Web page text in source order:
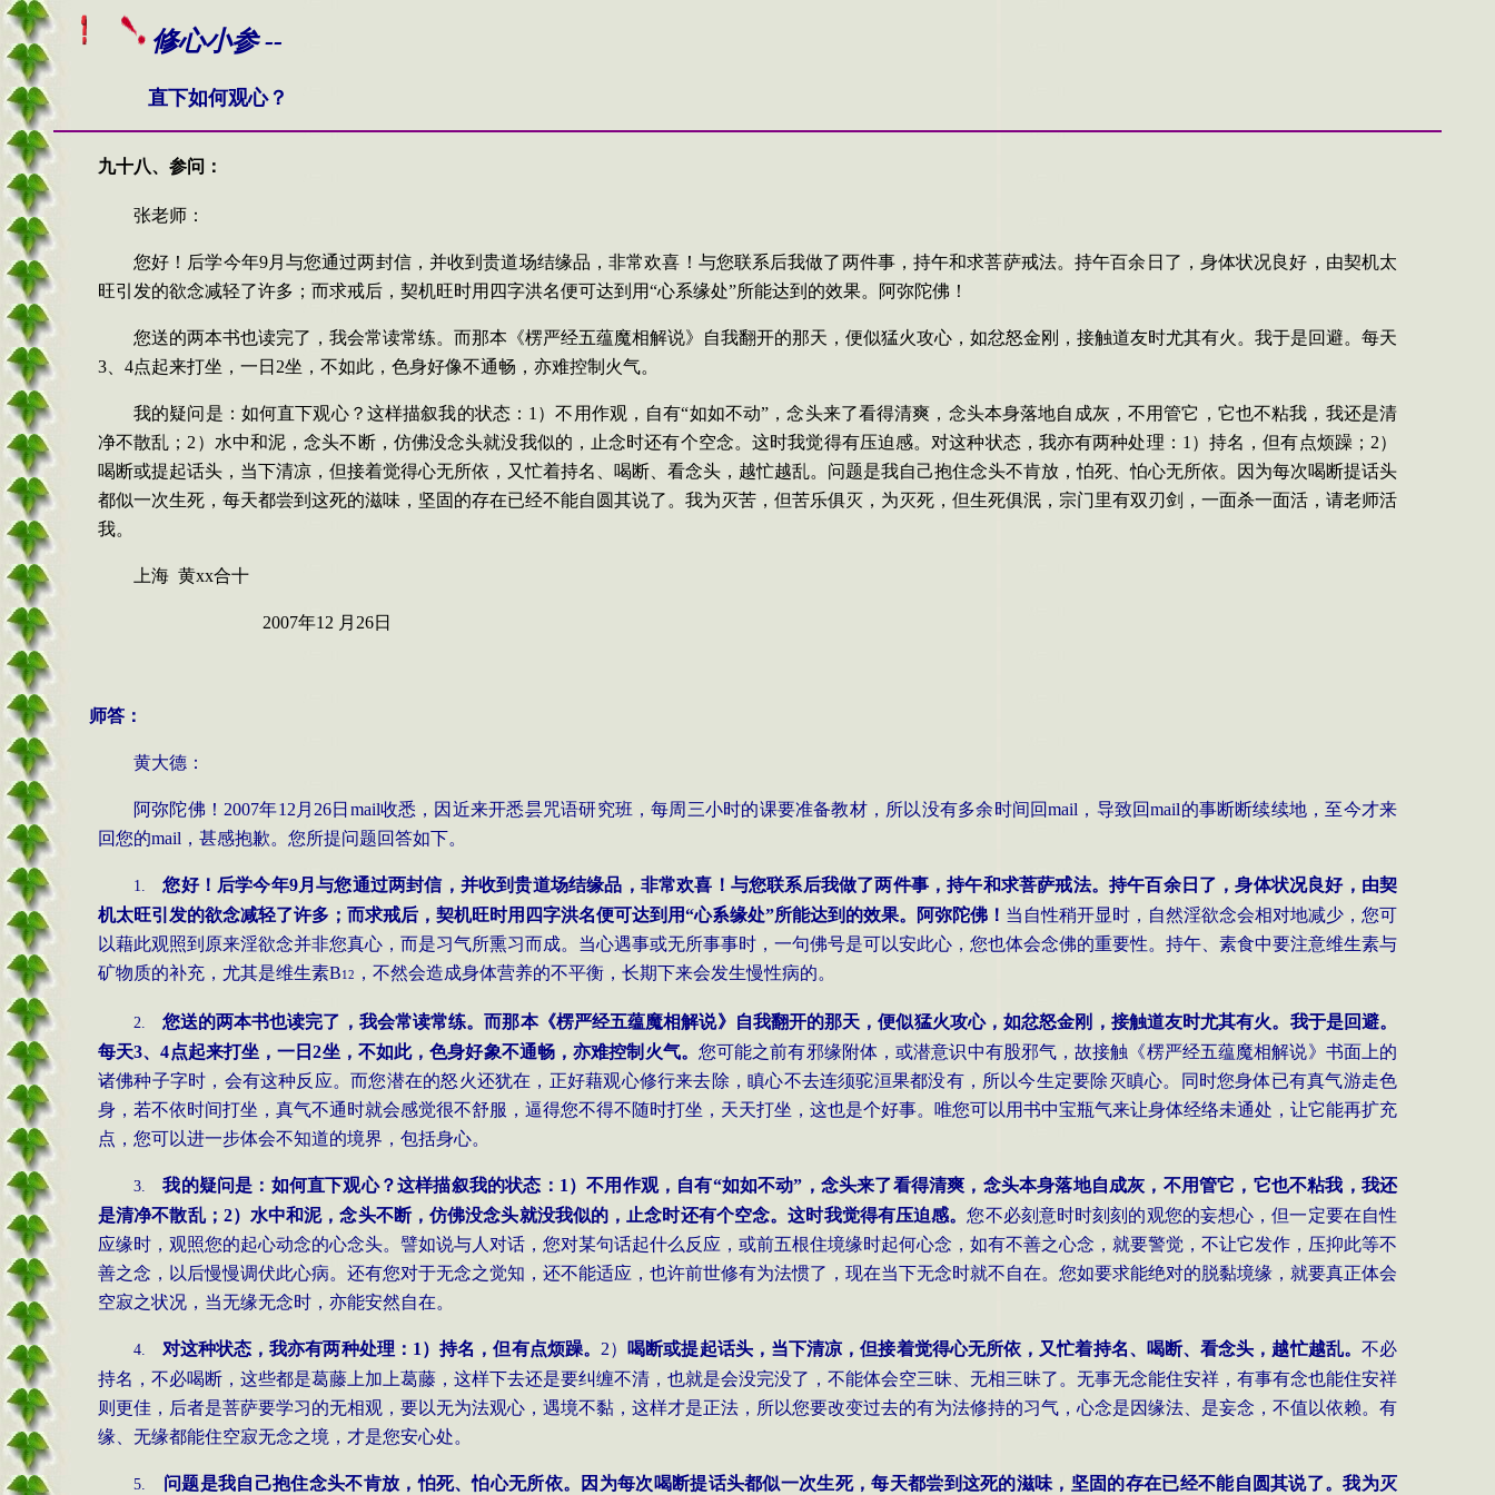
修心小参 --
直下如何观心？
九十八、 参问 ：
张老师：
您好！后学今年9月与您通过两封信，并收到贵道场结缘品，非常欢喜！与您联系后我做了两件事，持午和求菩萨戒法。持午百余日了，身体状况良好，由契机太
旺引发的欲念减轻了许多；而求戒后，契机旺时用四字洪名便可达到用“心系缘处”所能达到的效果。阿弥陀佛！
您送的两本书也读完了，我会常读常练。而那本《楞严经五蕴魔相解说》自我翻开的那天，便似猛火攻心，如忿怒金刚，接触道友时尤其有火。我于是回避。每天
3、4点起来打坐，一日2坐，不如此，色身好像不通畅，亦难控制火气。
我的疑问是：如何直下观心？这样描叙我的状态： 1）不用作观，自有“如如不动”，念头来了看得清爽，念头本身落地自成灰，不用管它，它也不粘我，我还是清
净不散乱；2）水中和泥，念头不断，仿佛没念头就没我似的，止念时还有个空念。这时我觉得有压迫感。对这种状态，我亦有两种处理：1）持名，但有点烦躁；2）
喝断或提起话头，当下清凉，但接着觉得心无所依，又忙着持名、喝断、看念头，越忙越乱。问题是我自己抱住念头不肯放，怕死、怕心无所依。因为每次喝断提话头
都似一次生死，每天都尝到这死的滋味，坚固的存在已经不能自圆其说了。我为灭苦，但苦乐俱灭，为灭死，但生死俱泯，宗门里有双刃剑，一面杀一面活，请老师活
我。
上海 黄xx合十
2007年12 月26日
师答：
黄大德：
阿弥陀佛！ 2007年12 月 26日 mail收悉，因近来开悉昙咒语研究班，每周三小时的课要准备教材，所以没有多余时间回mail ，导致回mail的事断断续续地，至今才来
回您的mail ，甚感抱歉。您所提问题回答如下。
1. 您好！后学今年9月与您通过两封信，并收到贵道场结缘品，非常欢喜！与您联系后我做了两件事，持午和求菩萨戒法。持午百余日了，身体状况良好，由契
机太旺引发的欲念减轻了许多；而求戒后，契机旺时用四字洪名便可达到用“心系缘处”所能达到的效果。阿弥陀佛！ 当自性稍开显时，自然淫欲念会相对地减少，您可
以藉此观照到原来淫欲念并非您真心，而是习气所熏习而成。当心遇事或无所事事时，一句佛号是可以安此心，您也体会念佛的重要性。持午、素食中要注意维生素与
矿物质的补充，尤其是维生素B12 ，不然会造成身体营养的不平衡，长期下来会发生慢性病的。
2.
您送的两本书也读完了，我会常读常练。而那本《楞严经五蕴魔相解说》自我翻开的那天，便似猛火攻心，如忿怒金刚，接触道友时尤其有火。我于是回避。
每天3、4点起来打坐，一日2坐，不如此，色身好象不通畅，亦难控制火气。 您可能之前有邪缘附体，或潜意识中有股邪气，故接触《楞严经五蕴魔相解说》书面上的
诸佛种子字时，会有这种反应。而您潜在的怒火还犹在，正好藉观心修行来去除，瞋心不去连须驼洹果都没有，所以今生定要除灭瞋心。同时您身体已有真气游走色
身，若不依时间打坐，真气不通时就会感觉很不舒服，逼得您不得不随时打坐，天天打坐，这也是个好事。唯您可以用书中宝瓶气来让身体经络未通处，让它能再扩充
点，您可以进一步体会不知道的境界，包括身心。
3. 我的疑问是：如何直下观心？这样描叙我的状态： 1）不用作观，自有“如如不动”，念头来了看得清爽，念头本身落地自成灰，不用管它，它也不粘我，我还
是清净不散乱；2）水中和泥，念头不断，仿佛没念头就没我似的，止念时还有个空念。这时我觉得有压迫感。您不必刻意时时刻刻的观您的妄想心，但一定要在自性
应缘时，观照您的起心动念的心念头。譬如说与人对话，您对某句话起什么反应，或前五根住境缘时起何心念，如有不善之心念，就要警觉，不让它发作，压抑此等不
善之念，以后慢慢调伏此心病。还有您对于无念之觉知，还不能适应，也许前世修有为法惯了，现在当下无念时就不自在。您如要求能绝对的脱黏境缘，就要真正体会
空寂之状况，当无缘无念时，亦能安然自在。
4. 对这种状态，我亦有两种处理： 1）持名，但有点烦躁。 2） 喝断或提起话头，当下清凉，但接着觉得心无所依，又忙着持名、喝断、看念头，越忙越乱。 不必
持名，不必喝断，这些都是葛藤上加上葛藤，这样下去还是要纠缠不清，也就是会没完没了，不能体会空三昧、无相三昧了。无事无念能住安祥，有事有念也能住安祥
则更佳，后者是菩萨要学习的无相观，要以无为法观心，遇境不黏，这样才是正法，所以您要改变过去的有为法修持的习气，心念是因缘法、是妄念，不值以依赖。有
缘、无缘都能住空寂无念之境，才是您安心处。
5. 问题是我自己抱住念头不肯放，怕死、怕心无所依。因为每次喝断提话头都似一次生死，每天都尝到这死的滋味，坚固的存在已经不能自圆其说了。我为灭